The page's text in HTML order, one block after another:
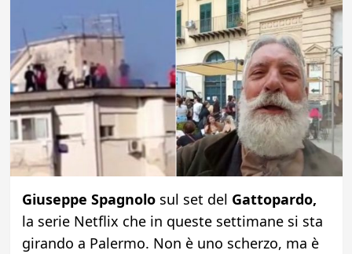
Giuseppe Spagnolosul set del Gattopardo,
la serie Netflix che in queste settimane si sta
girando a Palermo. Non è uno scherzo, ma è